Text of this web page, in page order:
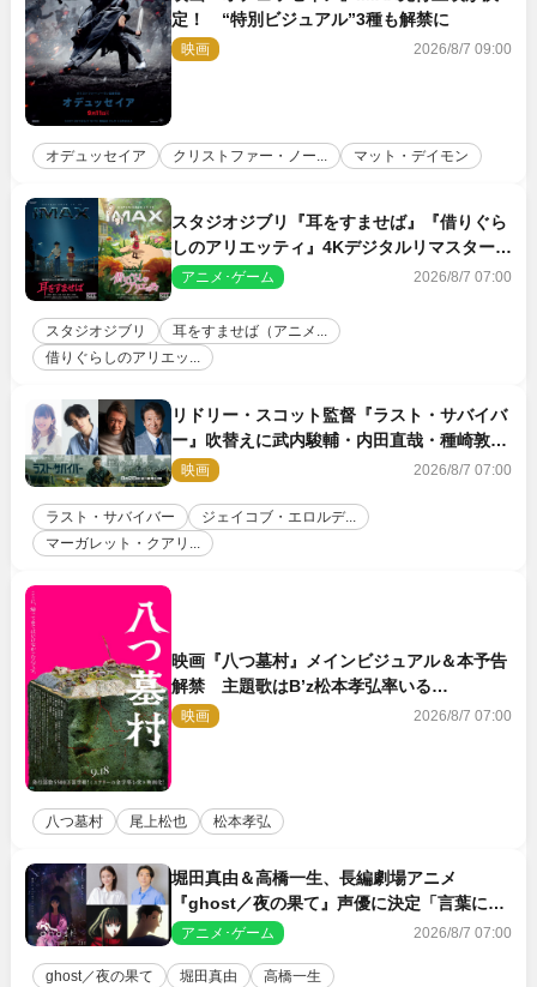
定！ “特別ビジュアル”3種も解禁に
映画 2026/8/7 09:00
オデュッセイア クリストファー・ノー... マット・デイモン
スタジオジブリ『耳をすませば』『借りぐら
しのアリエッティ』4Kデジタルリマスターで
IMAX上映決定！
アニメ･ゲーム 2026/8/7 07:00
スタジオジブリ
耳をすませば（アニメ...
借りぐらしのアリエッ...
リドリー・スコット監督『ラスト・サバイバ
ー』吹替えに武内駿輔・内田直哉・種崎敦
美・井上和彦ら豪華声優陣が集結！
映画 2026/8/7 07:00
ラスト・サバイバー
ジェイコブ・エロルデ...
マーガレット・クアリ...
映画『八つ墓村』メインビジュアル＆本予告
解禁 主題歌はB’z松本孝弘率いる
TMG「DOOM」に決定
映画 2026/8/7 07:00
八つ墓村 尾上松也 松本孝弘
堀田真由＆高橋一生、長編劇場アニメ
『ghost／夜の果て』声優に決定「言葉には
できない沢山の感情を思い出しました」
アニメ･ゲーム 2026/8/7 07:00
ghost／夜の果て 堀田真由 高橋一生